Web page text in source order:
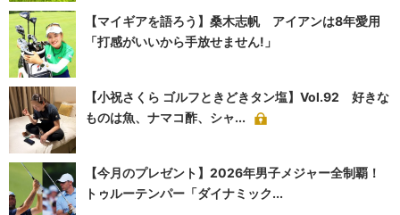
【マイギアを語ろう】桑木志帆 アイアンは8年愛用
「打感がいいから手放せません!」
【小祝さくら ゴルフときどきタン塩】Vol.92 好きな
ものは魚、ナマコ酢、シャ...
【今月のプレゼント】2026年男子メジャー全制覇！
トゥルーテンパー「ダイナミック...